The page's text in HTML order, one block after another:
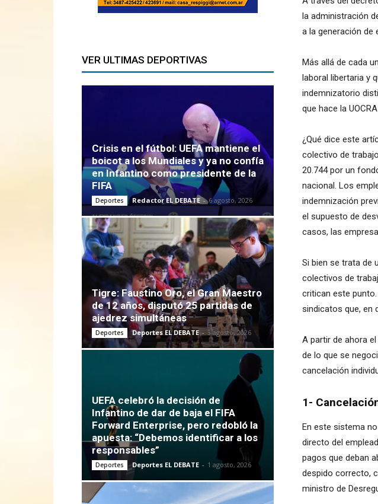
la administración
a la generación de
Más allá de cada
laboral libertaria y
indemnizatorio
que hace la
¿Qué dice este
colectivo de
20.744 por un
nacional. Los
indemnización
el supuesto de
casos, las
Si bien se trata de
colectivos de
critican este
sindicatos que, en
A partir de ahora
de lo que se
cancelación
1-
En este sistema
directo del
pagos que deban
despido correcto,
ministro de
VER ULTIMAS DEPORTIVAS
Crisis en el fútbol: UEFA mantiene el
boicot a los Mundiales y ya no confía
en Infantino como presidente de la
FIFA
Deportes Redactor EL DEBATE - 6 agosto, 2026
Tigre: Faustino Oro, el Gran Maestro
de 12 años, disputó 25 partidas de
ajedrez simultáneas
Deportes Deportes EL DEBATE - 3 agosto, 2026
UEFA celebró la decisión de
Infantino de dar de baja el FIFA
Forward Enterprise, pero redobló la
apuesta: “Debemos identificar a los
responsables”
Deportes Deportes EL DEBATE - 1 agosto, 2026